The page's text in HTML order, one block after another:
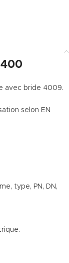
avec bride 4009.
selon EN
type, PN, DN,